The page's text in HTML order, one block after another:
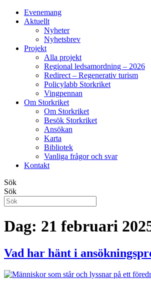
Evenemang
Aktuellt
Nyheter
Nyhetsbrev
Projekt
Alla projekt
Regional ledsamordning – 2026
Redirect – Regenerativ turism
Policylabb Storkriket
Vingpennan
Om Storkriket
Om Storkriket
Besök Storkriket
Ansökan
Karta
Bibliotek
Vanliga frågor och svar
Kontakt
Sök
Sök
Dag: 21 februari
Vad har hänt i